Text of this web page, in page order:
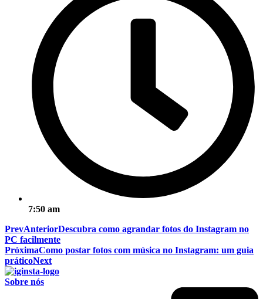
7:50 am
PrevAnteriorDescubra como agrandar fotos do Instagram no
PC facilmente
PróximaComo postar fotos com música no Instagram: um guia
práticoNext
Sobre nós